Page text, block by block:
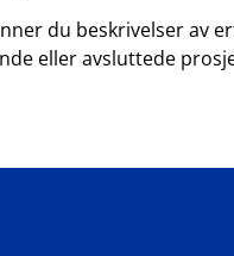
du beskrivelser av
eller avsluttede